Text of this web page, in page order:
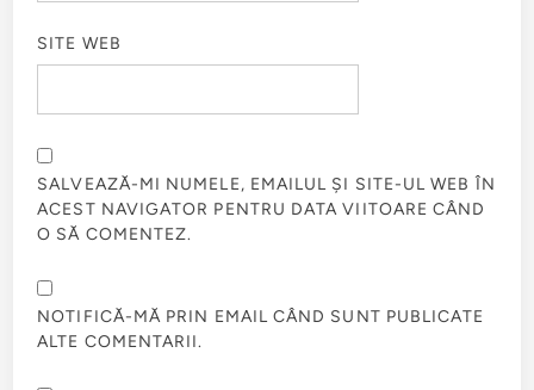
SITE WEB
SALVEAZĂ-MI NUMELE, EMAILUL ȘI SITE-UL WEB ÎN
ACEST NAVIGATOR PENTRU DATA VIITOARE CÂND
O SĂ COMENTEZ.
NOTIFICĂ-MĂ PRIN EMAIL CÂND SUNT PUBLICATE
ALTE COMENTARII.